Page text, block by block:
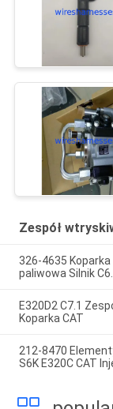
Zespół
326-4635
paliwowa Silnik
E320D2 C7.1
Koparka CAT
212-8470
S6K E320C CAT